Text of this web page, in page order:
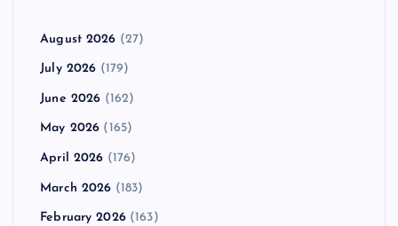
August 2026 (27)
July 2026 (179)
June 2026 (162)
May 2026 (165)
April 2026 (176)
March 2026 (183)
February 2026(163)